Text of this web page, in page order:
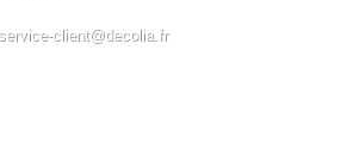
service-client@decolia.fr